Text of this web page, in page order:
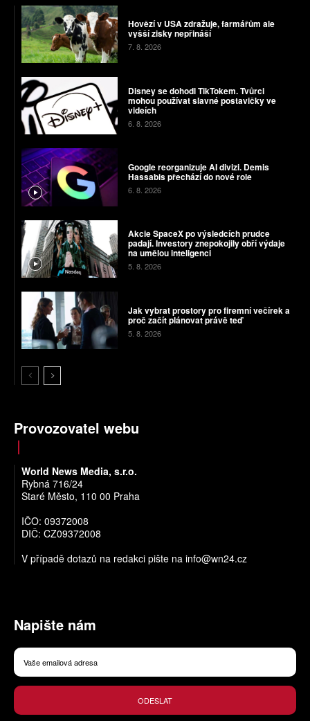
Hovězí v USA zdražuje, farmářům ale
vyšší zisky nepřináší
7. 8. 2026
Disney se dohodl TikTokem. Tvůrci
mohou používat slavné postavičky ve
videích
6. 8. 2026
Google reorganizuje AI divizi. Demis
Hassabis přechází do nové role
6. 8. 2026
Akcie SpaceX po výsledcích prudce
padají. Investory znepokojily obří výdaje
na umělou inteligenci
5. 8. 2026
Jak vybrat prostory pro firemní večírek a
proč začít plánovat právě teď
5. 8. 2026
Provozovatel webu
World News Media, s.r.o.
Rybná 716/24
Staré Město, 110 00 Praha
IČO: 09372008
DIČ: CZ09372008
V případě dotazů na redakci pište na info@wn24.cz
Napište nám
ODESLAT